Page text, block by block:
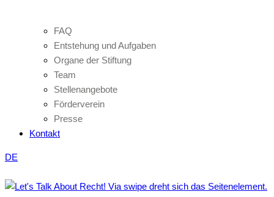
FAQ
Entstehung und Aufgaben
Organe der Stiftung
Team
Stellenangebote
Förderverein
Presse
Kontakt
DE